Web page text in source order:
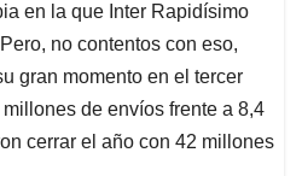
en la que Inter Rapidísimo
no contentos con eso,
gran momento en el tercer
de envíos frente a 8,4
cerrar el año con 42 millones